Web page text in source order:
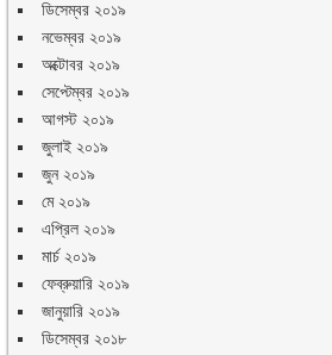
ডিসেম্বর ২০১৯
নভেম্বর ২০১৯
অক্টোবর ২০১৯
সেপ্টেম্বর ২০১৯
আগস্ট ২০১৯
জুলাই ২০১৯
জুন ২০১৯
মে ২০১৯
এপ্রিল ২০১৯
মার্চ ২০১৯
ফেব্রুয়ারি ২০১৯
জানুয়ারি ২০১৯
ডিসেম্বর ২০১৮